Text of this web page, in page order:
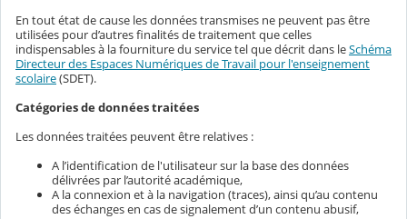
En tout état de cause les données transmises ne peuvent pas être
utilisées pour d’autres finalités de traitement que celles
indispensables à la fourniture du service tel que décrit dans leSchéma
Directeur des Espaces Numériques de Travail pour l'enseignement
scolaire(SDET).
Catégories de données traitées
Les données traitées peuvent être relatives :
A l’identification de l'utilisateur sur la base des données
délivrées par l’autorité académique,
A la connexion et à la navigation (traces), ainsi qu’au contenu
des échanges en cas de signalement d’un contenu abusif,